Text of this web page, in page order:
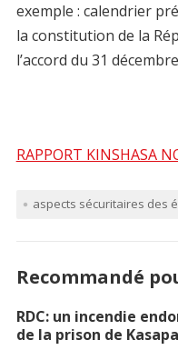
exemple : calendrier
la constitution de la
l’accord du 31
RAPPORT KINSHASA
aspects sécuritaires des
Recommandé
RDC: un incendie
de la prison de